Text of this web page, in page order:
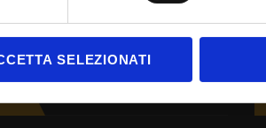
SELEZIONATI